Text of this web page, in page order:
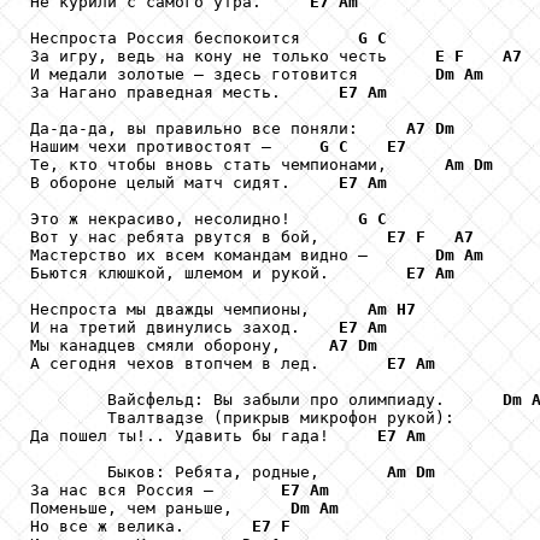
Неспроста Россия беспокоится G C
За игру, ведь на кону не только честь E F
A7
И медали золотые – здесь готовится Dm Am
За Нагано праведная месть. E7 Am
Да-да-да, вы правильно все поняли: A7 Dm
Нашим чехи противостоят – G C
E7
Те, кто чтобы вновь стать чемпионами, Am Dm
В обороне целый матч сидят. E7 Am
Это ж некрасиво, несолидно! G C
Вот у нас ребята рвутся в бой, E7 F
A7
Мастерство их всем командам видно – Dm Am
Бьются клюшкой, шлемом и рукой. E7 Am
Неспроста мы дважды чемпионы, Am H7
И на третий двинулись заход. E7 Am
Мы канадцев смяли оборону, A7 Dm
А сегодня чехов втопчем в лед. E7 Am
        Вайсфельд: Вы забыли про олимпиаду.
Dm
        Твалтвадзе (прикрыв микрофон рукой):
Да пошел ты!.. Удавить бы гада! E7 Am
        Быков: Ребята, родные,
Am Dm
За нас вся Россия – E7 Am
Поменьше, чем раньше, Dm Am
Но все ж велика. E7
F